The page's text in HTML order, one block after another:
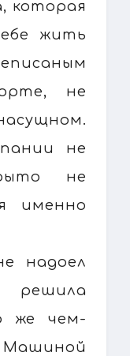
которая
жить
не
не
не
именно
надоел
же чем-